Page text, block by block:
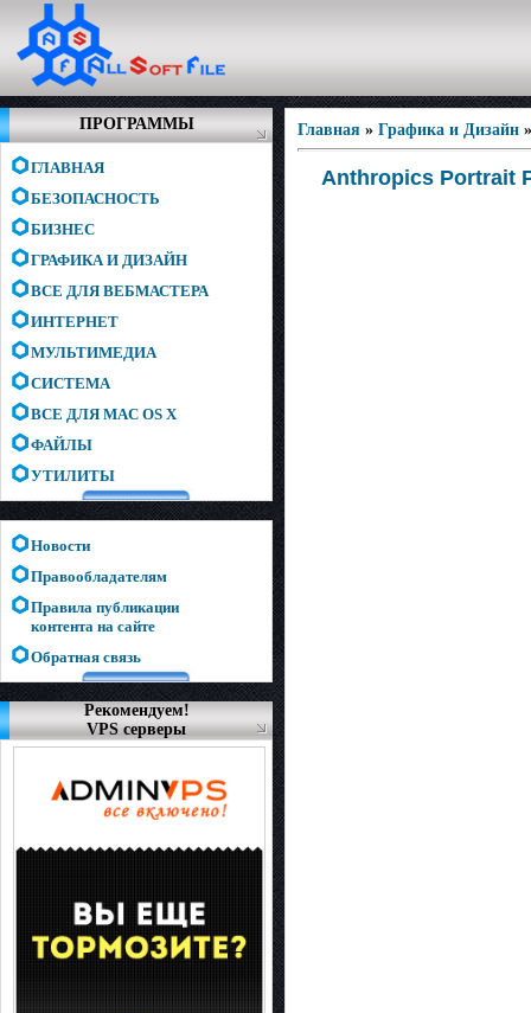
ПРОГРАММЫ
ГЛАВНАЯ
БЕЗОПАСНОСТЬ
БИЗНЕС
ГРАФИКА И ДИЗАЙН
ВСЕ ДЛЯ ВЕБМАСТЕРА
ИНТЕРНЕТ
МУЛЬТИМЕДИА
СИСТЕМА
ВСЕ ДЛЯ MAC OS X
ФАЙЛЫ
УТИЛИТЫ
Новости
Правообладателям
Правила публикации
контента на сайте
Обратная связь
Рекомендуем!
VPS серверы
Главная » Графика и Дизайн
Anthropics Portrait